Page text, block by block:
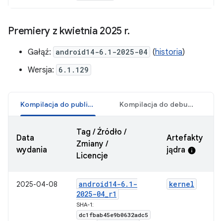
Premiery z kwietnia 2025 r.
Gałąź: android14-6.1-2025-04 (historia)
Wersja: 6.1.129
Kompilacja do publikacji Kompilacja do debugowania
Data
wydania
Tag / Źródło /
Zmiany /
Licencje
Artefakty
jądra info
2025-04-08 android14-6. 1-
2025-04_r1
SHA-1:
dc1fbab45e9b0632adc5
kernel